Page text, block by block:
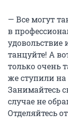
— Все могут
в
удовольствие
танцуйте! А
только очень
же ступили на
Занимайтесь
случае не
Отделяйтесь